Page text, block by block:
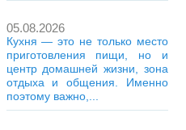
05.08.2026
Кухня — это не только место
приготовления пищи, но и
центр домашней жизни, зона
отдыха и общения. Именно
поэтому важно,...